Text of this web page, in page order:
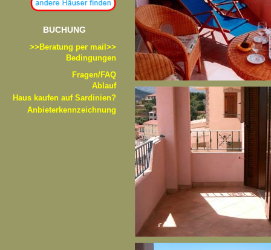
BUCHUNG
>>Beratung per mail>>
Bedingungen
Fragen/FAQ
Ablauf
Haus kaufen auf Sardinien?
Anbieterkennzeichnung